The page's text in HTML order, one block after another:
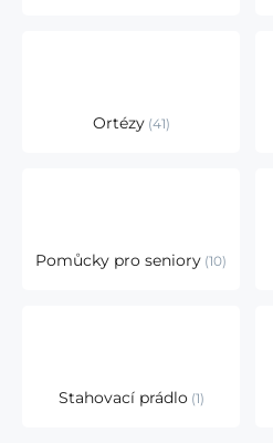
Ortézy 41
Pomůcky pro seniory 10
Stahovací prádlo 1